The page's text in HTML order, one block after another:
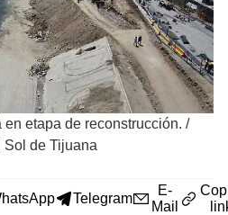
etapa de reconstrucción. /
Sol de Tijuana
Telegram
E-
Mail